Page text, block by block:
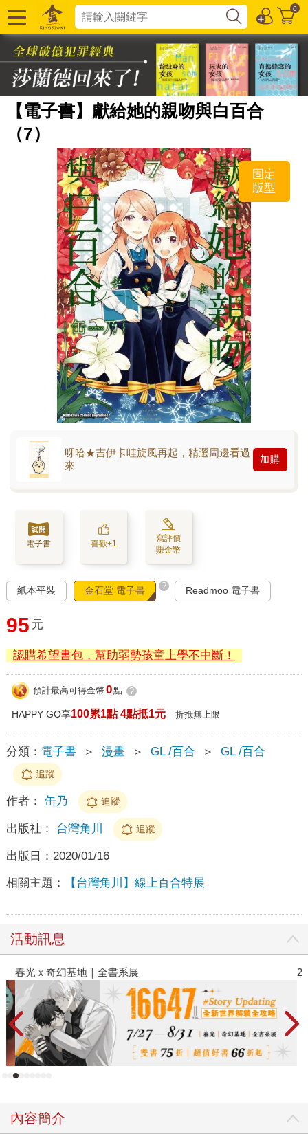
0
【電子書】獻給她的親吻與白百合
（7）
固定
版型
呀哈★吉伊卡哇旋風再起，精選周邊看過
來
加購
電子書 喜歡+1
寫評價
賺金幣
紙本平裝 金石堂 電子書 ? Readmoo 電子書
95 元
認購希望書包，幫助弱勢孩童上學不中斷！
預計最高可得金幣 0點 ?
HAPPY GO享100累1點 4點抵1元 折抵無上限
分類： 電子書 ＞ 漫畫 ＞ GL /百合 ＞ GL /百合
追蹤
作者： 缶乃 追蹤
出版社： 台灣角川 追蹤
出版日： 2020/01/16
相關主題： 【台灣角川】線上百合特展
活動訊息
春光ｘ奇幻基地｜全書系展
內容簡介